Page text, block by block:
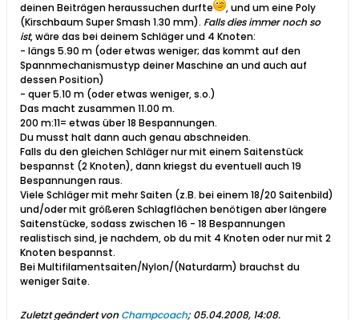
deinen Beiträgen heraussuchen durfte
, und um eine Poly
(Kirschbaum Super Smash 1.30 mm). Falls dies immer noch so
ist, wäre das bei deinem Schläger und 4 Knoten:
- längs 5.90 m (oder etwas weniger; das kommt auf den
Spannmechanismustyp deiner Maschine an und auch auf
dessen Position)
- quer 5.10 m (oder etwas weniger, s.o.)
Das macht zusammen 11.00 m.
200 m:11= etwas über 18 Bespannungen.
Du musst halt dann auch genau abschneiden.
Falls du den gleichen Schläger nur mit einem Saitenstück
bespannst (2 Knoten), dann kriegst du eventuell auch 19
Bespannungen raus.
Viele Schläger mit mehr Saiten (z.B. bei einem 18/20 Saitenbild)
und/oder mit größeren Schlagflächen benötigen aber längere
Saitenstücke, sodass zwischen 16 - 18 Bespannungen
realistisch sind, je nachdem, ob du mit 4 Knoten oder nur mit 2
Knoten bespannst.
Bei Multifilamentsaiten/Nylon/(Naturdarm) brauchst du
weniger Saite.
Zuletzt geändert von Champcoach; 05.04.2008, 14:08.